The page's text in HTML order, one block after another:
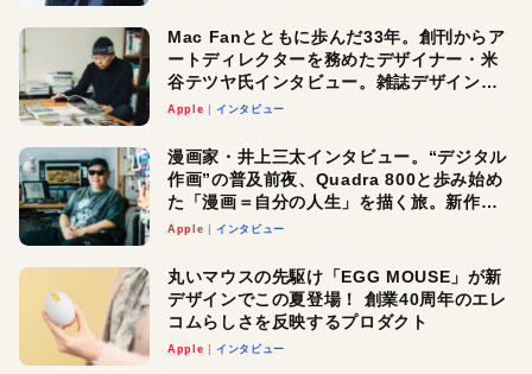
Mac Fanとともに歩んだ33年。創刊からア
ートディレクターを務めたデザイナー・米
谷テツヤ氏インタビュー。雑誌デザインの
真髄と今後
Apple インタビュー
漫画家・井上三太インタビュー。“デジタル
作画”の普及前夜、Quadra 800と歩み始め
た「漫画＝自分の人生」を描く旅。新作
『惨家』に込めた想い
Apple インタビュー
丸いマウスの先駆け「EGG MOUSE」が新
デザインでこの夏登場！ 創業40周年のエレ
コムらしさを反映するプロダクト
Apple インタビュー